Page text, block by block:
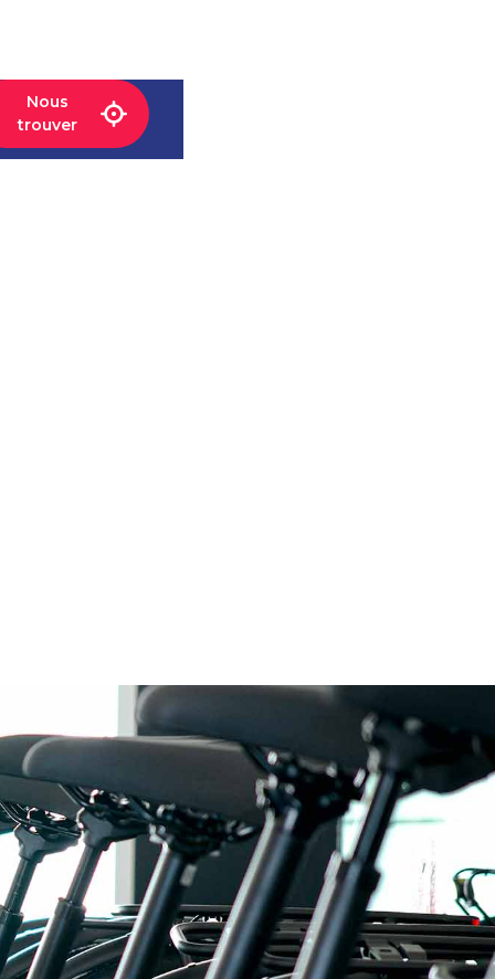
Nous
trouver
révision et d’équipement à la
soigneusement
de leurs produits.